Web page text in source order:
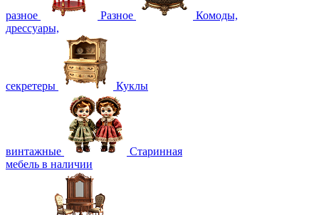
разное Разное
Комоды,
дрессуары,
секретеры Куклы
винтажные
Старинная
мебель в наличии